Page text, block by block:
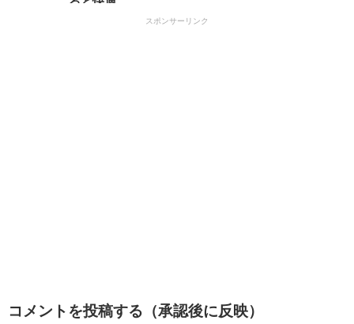
スポンサーリンク
コメントを投稿する（承認後に反映）